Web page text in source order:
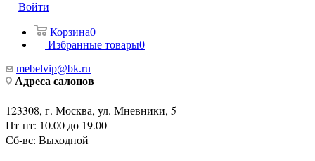
Войти
Корзина0
Избранные товары0
mebelvip@bk.ru
Адреса салонов
123308, г. Москва, ул. Мневники, 5
Пт-пт: 10.00 до 19.00
Сб-вс: Выходной